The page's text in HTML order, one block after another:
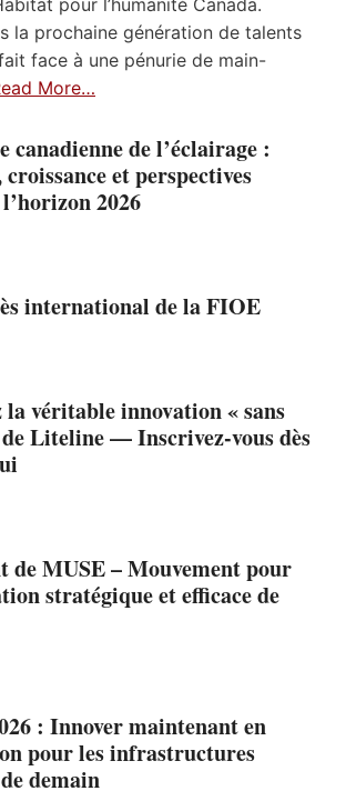
la prochaine génération de talents
face à une pénurie de main-
More…
canadienne de l’éclairage :
croissance et perspectives
2026
international de la FIOE
la véritable innovation « sans
Liteline — Inscrivez-vous dès
de MUSE – Mouvement pour
stratégique et efficace de
: Innover maintenant en
pour les infrastructures
demain